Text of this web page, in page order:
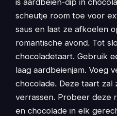
scheutje room toe voor
saus en laat ze afkoelen
romantische avond. Tot
chocoladetaart. Gebruik
laag aardbeienjam. Voeg
chocolade. Deze taart
verrassen. Probeer deze
en chocolade in elk